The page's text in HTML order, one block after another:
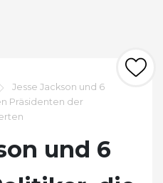
Jesse Jackson und 6
Präsidenten der
und 6